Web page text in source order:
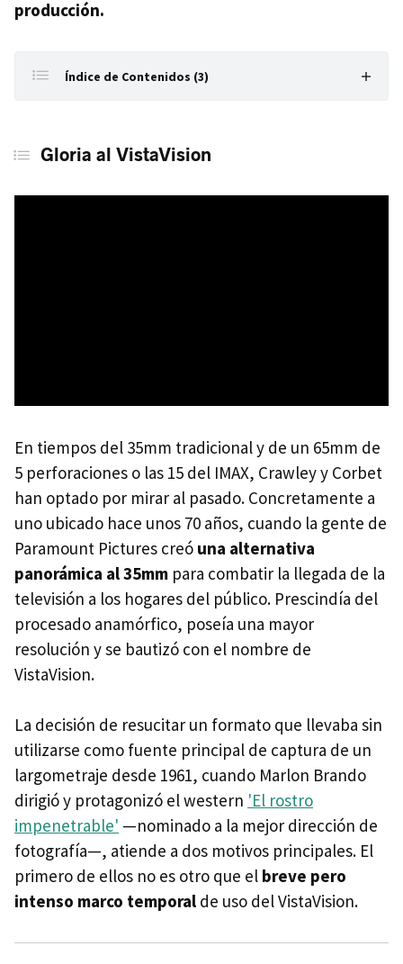
producción.
Índice de Contenidos (3)
Cuestión de rectitud
Captura y proyección
Gloria al VistaVision
En tiempos del 35mm tradicional y de un 65mm de
5 perforaciones o las 15 del IMAX, Crawley y Corbet
han optado por mirar al pasado. Concretamente a
uno ubicado hace unos 70 años, cuando la gente de
Paramount Pictures creó una alternativa
panorámica al 35mm para combatir la llegada de la
televisión a los hogares del público. Prescindía del
procesado anamórfico, poseía una mayor
resolución y se bautizó con el nombre de
VistaVision.
La decisión de resucitar un formato que llevaba sin
utilizarse como fuente principal de captura de un
largometraje desde 1961, cuando Marlon Brando
dirigió y protagonizó el western 'El rostro
impenetrable' —nominado a la mejor dirección de
fotografía—, atiende a dos motivos principales. El
primero de ellos no es otro que el breve pero
intenso marco temporal de uso del VistaVision.